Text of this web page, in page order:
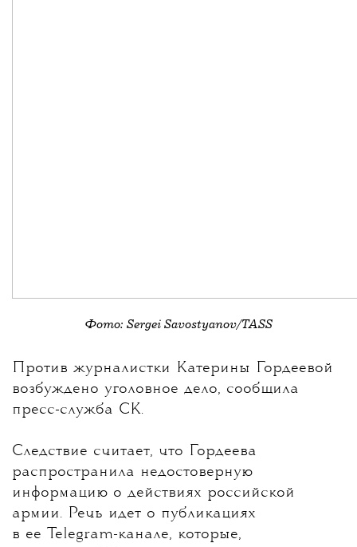
Фото: Sergei Savostyanov/TASS
Против журналистки Катерины Гордеевой
возбуждено уголовное дело, сообщила
пресс-служба СК.
Следствие считает, что Гордеева
распространила недостоверную
информацию о действиях российской
армии. Речь идет о публикациях
в ее Telegram-канале, которые,